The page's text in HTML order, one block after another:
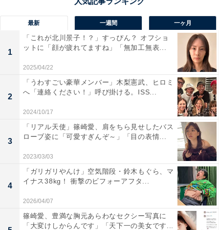
最新 一週間 一ヶ月
1
「これが北川景子！？」すっぴん？ オフショ
ットに「顔が疲れてますね」「無加工無表...
2025/04/22
2
「うわすごい豪華メンバー」木梨憲武、ヒロミ
へ「連絡ください！」呼び掛ける。ISS...
2024/10/17
3
「リアル天使」篠崎愛、肩をちら見せしたバス
ローブ姿に「可愛すぎんぞ～」「目の表情...
2023/03/03
4
「ガリガリやんけ」空気階段・鈴木もぐら、マ
イナス38kg！ 衝撃のビフォーアフタ...
2026/04/07
篠崎愛、豊満な胸元あらわなセクシー写真に
「大変けしからんです」「天下一の美女です...